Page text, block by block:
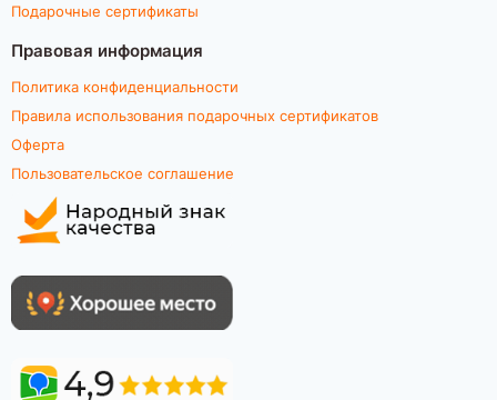
Подарочные сертификаты
Правовая информация
Политика конфиденциальности
Правила использования подарочных сертификатов
Оферта
Пользовательское соглашение